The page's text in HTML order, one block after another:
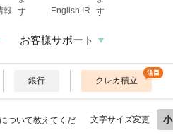
報 English IR
お客様サポート
銀行 クレカ積立
文字サイズ変更
ついて教えてくだ